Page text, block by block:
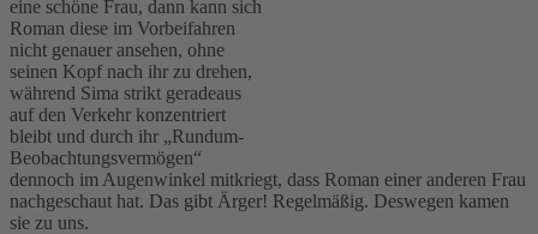
eine schöne Frau, dann kann sich
Roman diese im Vorbeifahren
nicht genauer ansehen, ohne
seinen Kopf nach ihr zu drehen,
während Sima strikt geradeaus
auf den Verkehr konzentriert
bleibt und durch ihr „Rundum-
Beobachtungsvermögen“
dennoch im Augenwinkel mitkriegt, dass Roman einer anderen Frau
nachgeschaut hat. Das gibt Ärger! Regelmäßig. Deswegen kamen
sie zu uns.